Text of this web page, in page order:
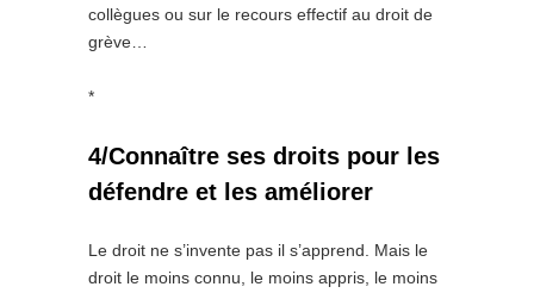
collègues ou sur le recours effectif au droit de
grève…
*
4/Connaître ses droits pour les
défendre et les améliorer
Le droit ne s’invente pas il s’apprend. Mais le
droit le moins connu, le moins appris, le moins